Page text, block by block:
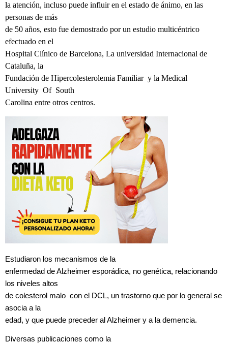
la atención, incluso puede influir en el estado de ánimo, en las
personas de más
de 50 años, esto fue demostrado por un estudio multicéntrico
efectuado en el
Hospital Clínico de Barcelona, La universidad Internacional de
Cataluña, la
Fundación de Hipercolesterolemia Familiar y la Medical
University Of South
Carolina entre otros centros.
Estudiaron los mecanismos de la
enfermedad de Alzheimer esporádica, no genética, relacionando
los niveles altos
de colesterol malo con el DCL, un trastorno que por lo general se
asocia a la
edad, y que puede preceder al Alzheimer y a la demencia.
Diversas publicaciones como la